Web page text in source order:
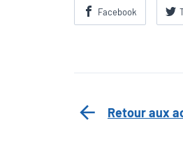
Facebook
Retour aux